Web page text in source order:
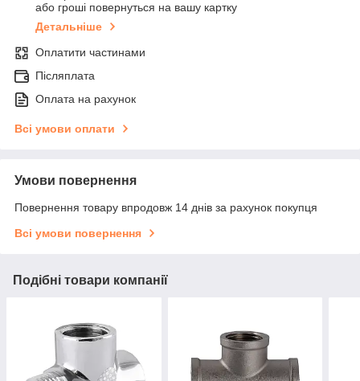
або гроші повернуться на вашу картку
Детальніше
Оплатити частинами
Післяплата
Оплата на рахунок
Всі умови оплати
Умови повернення
Повернення товару впродовж 14 днів за рахунок покупця
Всі умови повернення
Подібні товари компанії